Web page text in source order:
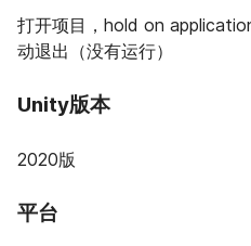
打开项目，hold on
动退出（没有运行）
Unity版本
2020版
平台